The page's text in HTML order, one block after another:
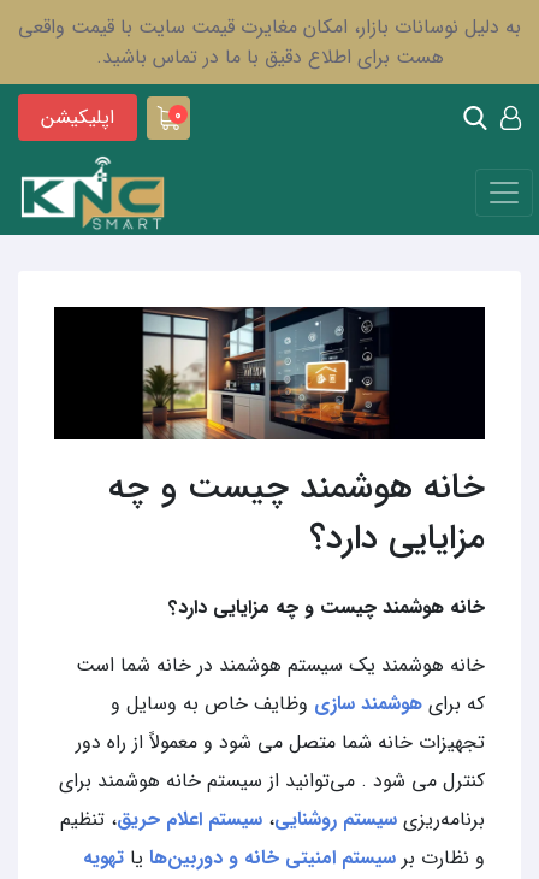
به دلیل نوسانات بازار، امکان مغایرت قیمت سایت با قیمت واقعی
هست برای اطلاع دقیق با ما در تماس باشید.
0 اپلیکیشن
خانه هوشمند چیست و چه
مزایایی دارد؟
خانه هوشمند چیست و چه مزایایی دارد؟
خانه هوشمند یک سیستم هوشمند در خانه شما است
که برای هوشمند سازی وظایف خاص به وسایل و
تجهیزات خانه شما متصل می شود و معمولاً از راه دور
کنترل می شود . می‌توانید از سیستم خانه هوشمند برای
برنامه‌ریزی سیستم روشنایی، سیستم اعلام حریق، تنظیم
و نظارت بر سیستم امنیتی خانه و دوربین‌ها یا تهویه